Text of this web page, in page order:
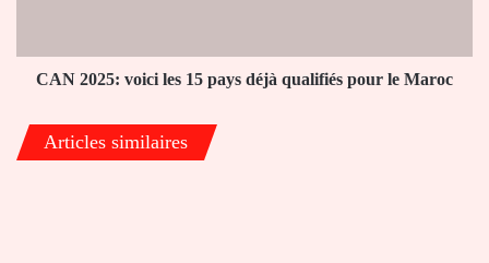
pour
CAN 2025: voici les 15 pays déjà qualifiés pour le Maroc
Articles similaires